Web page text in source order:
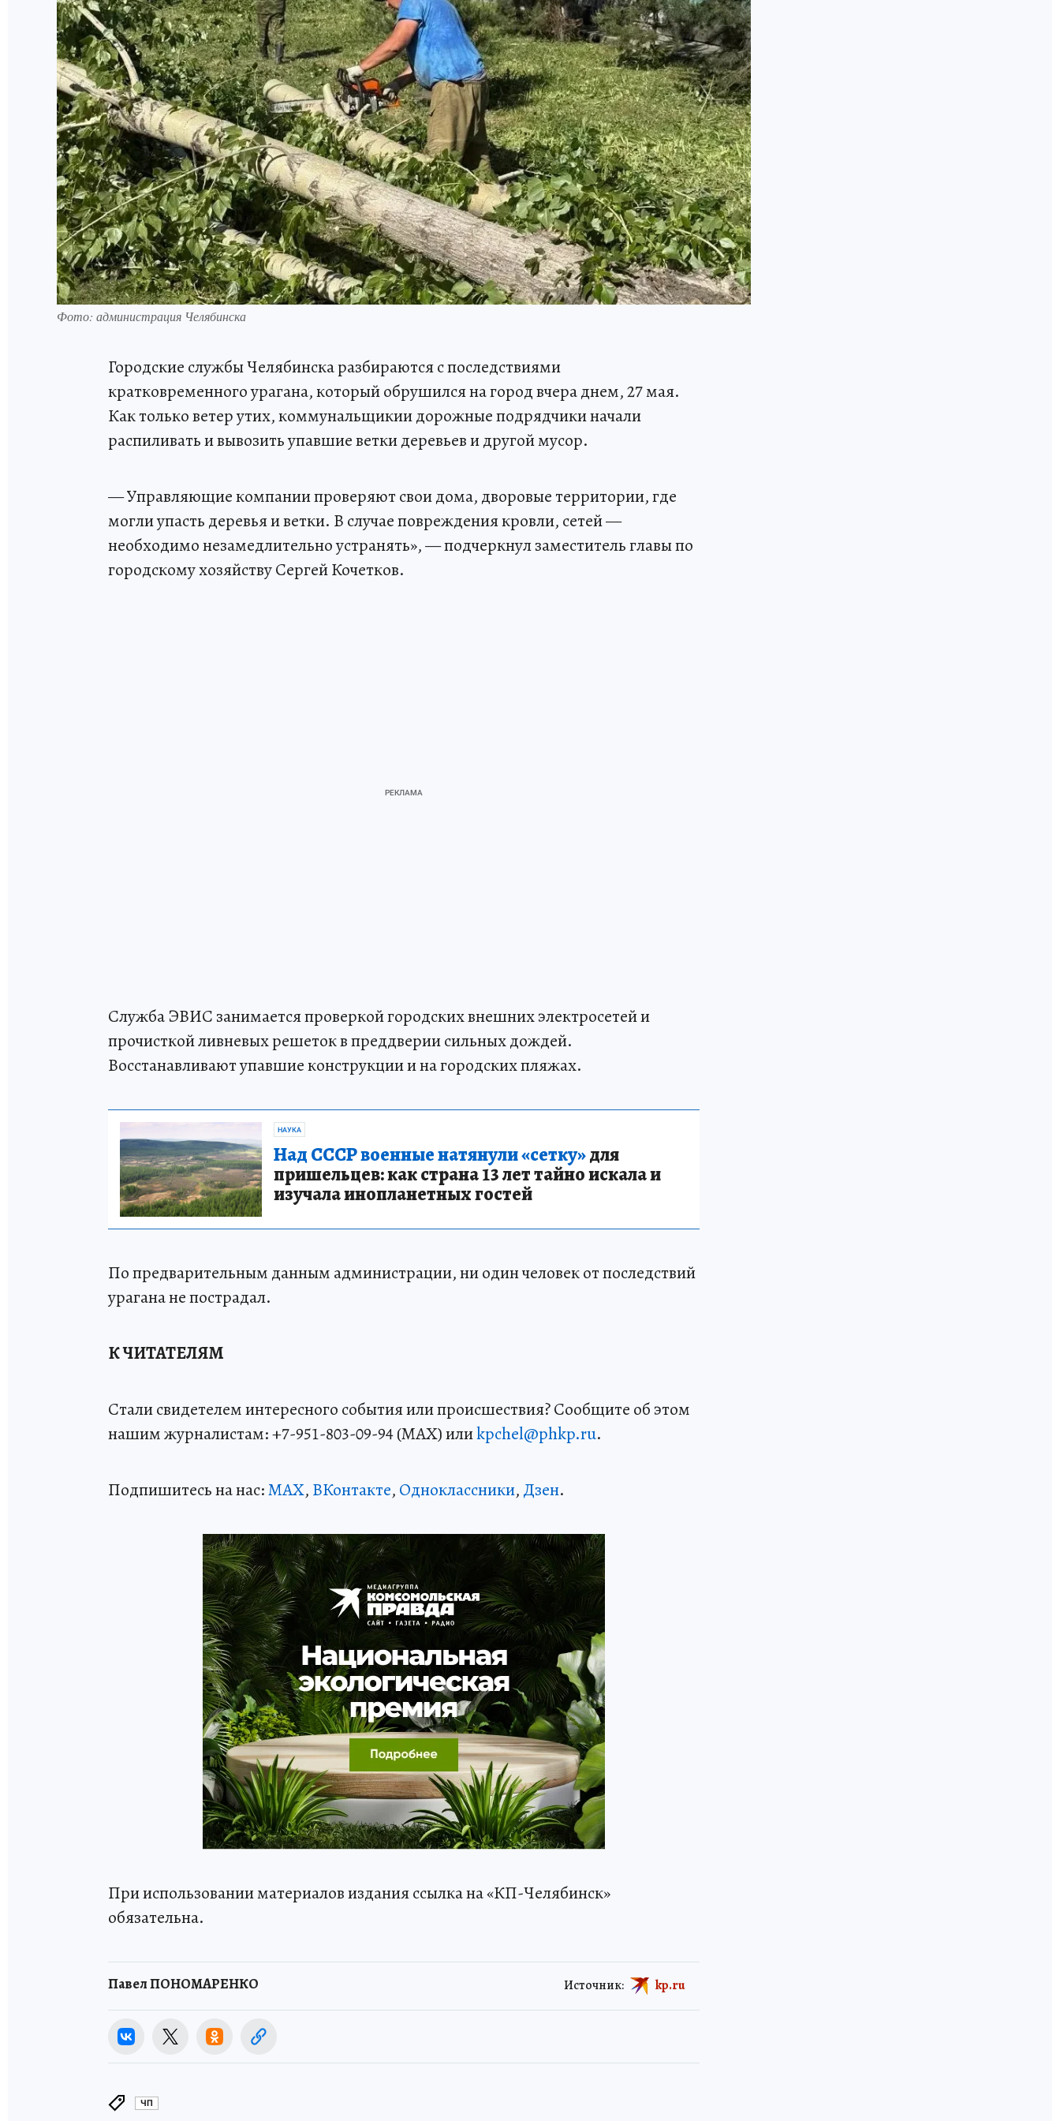
Фото: администрация Челябинска
Городские службы Челябинска разбираются с последствиями
кратковременного урагана, который обрушился на город вчера днем, 27 мая.
Как только ветер утих, коммунальщикии дорожные подрядчики начали
распиливать и вывозить упавшие ветки деревьев и другой мусор.
— Управляющие компании проверяют свои дома, дворовые территории, где
могли упасть деревья и ветки. В случае повреждения кровли, сетей —
необходимо незамедлительно устранять», — подчеркнул заместитель главы по
городскому хозяйству Сергей Кочетков.
Служба ЭВИС занимается проверкой городских внешних электросетей и
прочисткой ливневых решеток в преддверии сильных дождей.
Восстанавливают упавшие конструкции и на городских пляжах.
НАУКА
Над СССР военные натянули «сетку»для
пришельцев: как страна 13 лет тайно искала и
изучала инопланетных гостей
По предварительным данным администрации, ни один человек от последствий
урагана не пострадал.
К ЧИТАТЕЛЯМ
Стали свидетелем интересного события или происшествия? Сообщите об этом
нашим журналистам: +7-951-803-09-94 (MAX) илиkpchel@phkp.ru.
Подпишитесь на нас:MAX, ВКонтакте, Одноклассники, Дзен.
При использовании материалов издания ссылка на «КП-Челябинск»
обязательна.
Павел ПОНОМАРЕНКО Источник: kp.ru
ЧП